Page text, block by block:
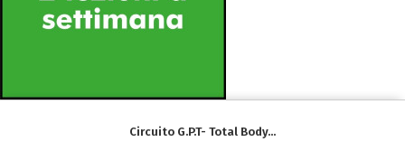
Circuito G.P.T- Total Body...